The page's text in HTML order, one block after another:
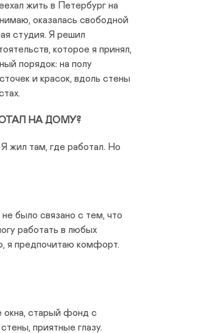
жить в Петербург на
оказалась свободной
студия. Я решил
которое я принял,
порядок: на полу
и красок, вдоль стены
НА ДОМУ?
жил там, где работал. Но
было связано с тем, что
работать в любых
я предпочитаю комфорт.
окна, старый фонд с
приятные глазу.